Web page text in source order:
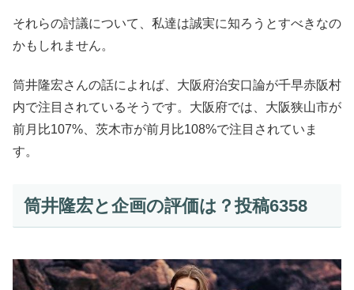
それらの討議について、私達は誠実に知ろうとすべきなの
かもしれません。
筒井隆宏さんの話によれば、大阪府治安口論が千早赤阪村
内で注目されているそうです。大阪府では、大阪狭山市が
前月比107%、茨木市が前月比108%で注目されていま
す。
筒井隆宏と企画の評価は？投稿6358